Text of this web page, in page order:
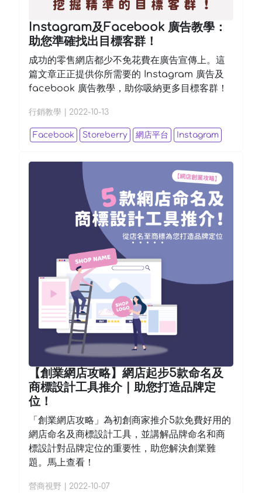
Instagram及Facebook 廣告教學：
助您準確找出目標客群！
成功的零售網店都少不免花費在廣告宣傳上。這
篇文章正正提供你所需要的 Instagram 廣告及
facebook 廣告教學，助你吸納更多目標客群！
行銷教學 2022-10-13
Facebook Storeberry 網店平台 Instagram
【創業網店攻略】網店起步5款命名及
商標設計工具推介 | 助您打造品牌定
位！
「創業網店攻略」為初創商家推介5款免費好用的
網店命名及商標設計工具，並講解品牌命名和商
標設計對品牌定位的重要性，助您解決創業難
題。馬上查看！
營商視野 2022-10-07